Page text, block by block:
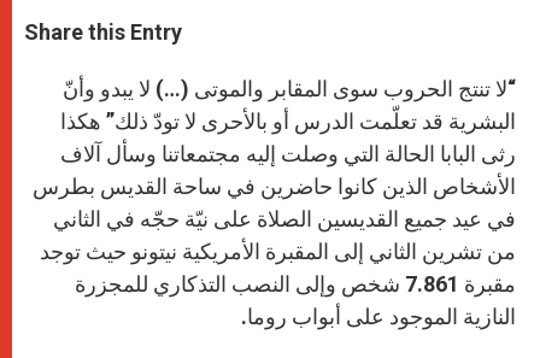
t
s
p
p
s
e
g
e
r
e
b
o
k
Share this Entry
“لا تنتج الحروب سوى المقابر والموتى (…) لا يبدو وأنّ
البشرية قد تعلّمت الدرس أو بالأحرى لا تودّ ذلك” هكذا
رثى البابا الحالة التي وصلت إليه مجتمعاتنا وسأل آلاف
الأشخاص الذين كانوا حاضرين في ساحة القديس بطرس
في عيد جميع القديسين الصلاة على نيّة حجّه في الثاني
من تشرين الثاني إلى المقبرة الأمريكية نيتونو حيث توجد
مقبرة 7.861 شخص وإلى النصب التذكاري للمجزرة
النازية الموجود على أبواب روما.